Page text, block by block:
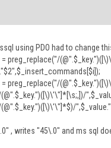
using PDO had to change
preg_replace("/
preg_replace("/
, writes "45\.0" and ms sql